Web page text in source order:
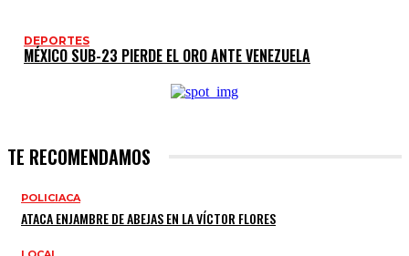
DEPORTES
MÉXICO SUB-23 PIERDE EL ORO ANTE VENEZUELA
TE RECOMENDAMOS
POLICIACA
ATACA ENJAMBRE DE ABEJAS EN LA VÍCTOR FLORES